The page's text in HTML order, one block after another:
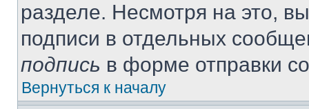
разделе. Несмотря на это,
подписи в отдельных
подпись в форме отправки
Вернуться к началу